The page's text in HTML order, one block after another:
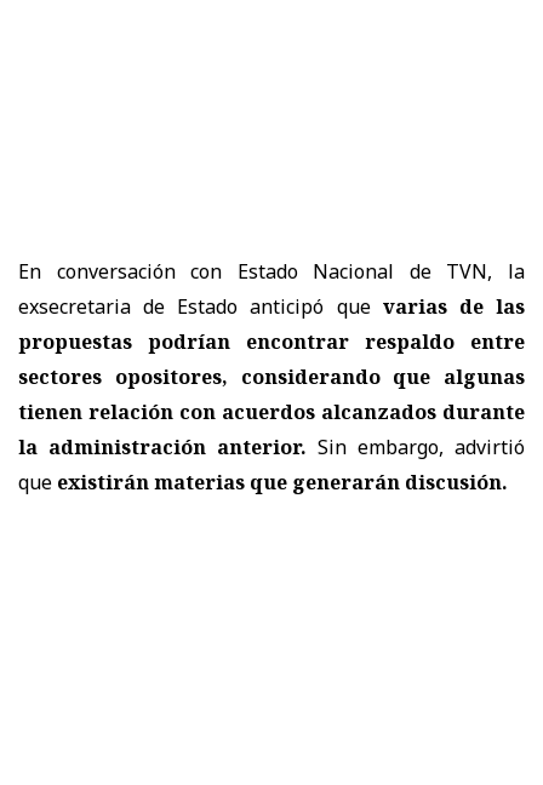
En conversación con Estado Nacional de TVN, la
exsecretaria de Estado anticipó que varias de las
propuestas podrían encontrar respaldo entre
sectores opositores, considerando que algunas
tienen relación con acuerdos alcanzados durante
la administración anterior. Sin embargo, advirtió
que existirán materias que generarán discusión.